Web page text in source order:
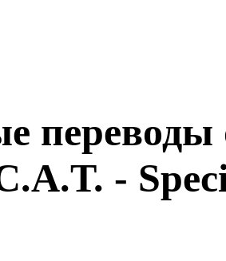
переводы
-